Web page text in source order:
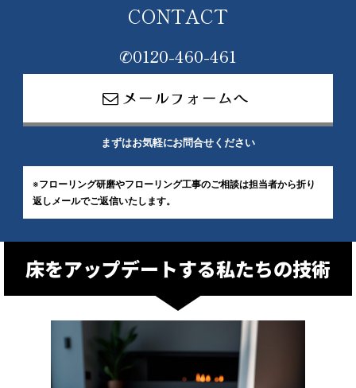
CONTACT
✆0120-460-461
メールフォームへ
まずはお気軽にお問合せください
※フローリング研磨やフローリング工事のご相談は担当者から折り
返しメールでご返信いたします。
床をアップデートする私たちの技術